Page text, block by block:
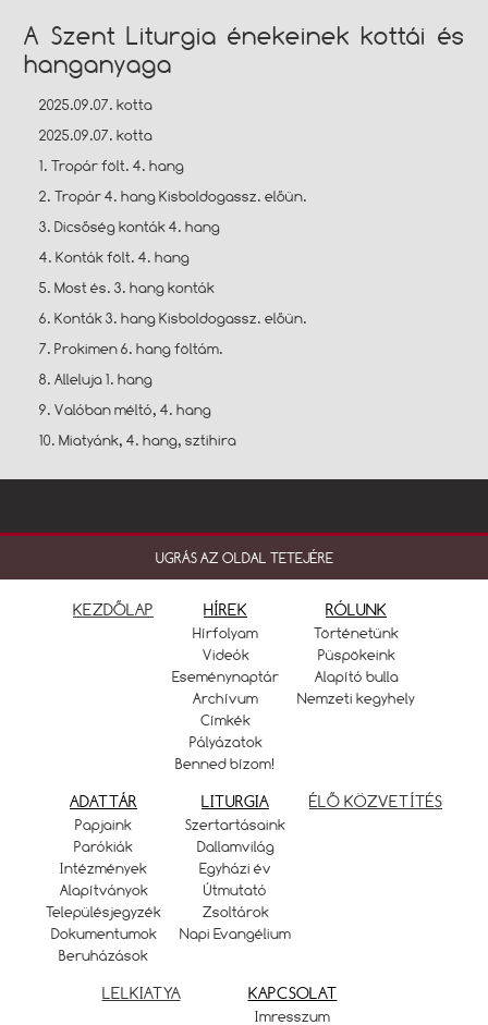
A Szent Liturgia énekeinek kottái és
hanganyaga
2025.09.07. kotta
2025.09.07. kotta
1. Tropár fölt. 4. hang
2. Tropár 4. hang Kisboldogassz. előün.
3. Dicsőség konták 4. hang
4. Konták fölt. 4. hang
5. Most és. 3. hang konták
6. Konták 3. hang Kisboldogassz. előün.
7. Prokimen 6. hang föltám.
8. Alleluja 1. hang
9. Valóban méltó, 4. hang
10. Miatyánk, 4. hang, sztihira
UGRÁS AZ OLDAL TETEJÉRE
KEZDŐLAP HÍREK
Hírfolyam
Videók
Eseménynaptár
Archívum
Címkék
Pályázatok
Benned bízom!
RÓLUNK
Történetünk
Püspökeink
Alapító bulla
Nemzeti kegyhely
ADATTÁR
Papjaink
Parókiák
Intézmények
Alapítványok
Településjegyzék
Dokumentumok
Beruházások
LITURGIA
Szertartásaink
Dallamvilág
Egyházi év
Útmutató
Zsoltárok
Napi Evangélium
ÉLŐ KÖZVETÍTÉS
LELKIATYA KAPCSOLAT
Imresszum